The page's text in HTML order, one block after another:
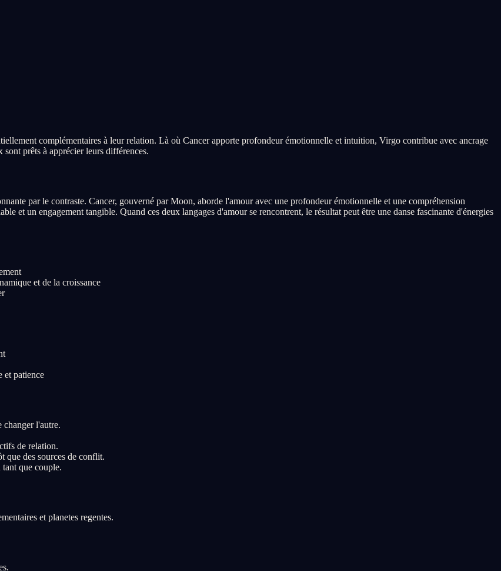
complémentaires à leur relation. Là où Cancer apporte profondeur émotionnelle et intuition, Virgo contribue avec ancrage
prêts à apprécier leurs différences.
par le contraste. Cancer, gouverné par Moon, aborde l'amour avec une profondeur émotionnelle et une compréhension
et un engagement tangible. Quand ces deux langages d'amour se rencontrent, le résultat peut être une danse fascinante d'énergies
et de la croissance
et patience
changer l'autre.
de relation.
que des sources de conflit.
que couple.
et planetes regentes.